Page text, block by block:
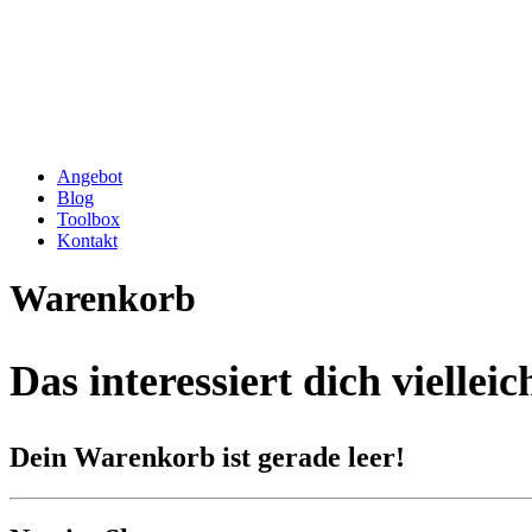
Angebot
Blog
Toolbox
Kontakt
Warenkorb
Das interessiert dich
Dein Warenkorb ist gerade leer!